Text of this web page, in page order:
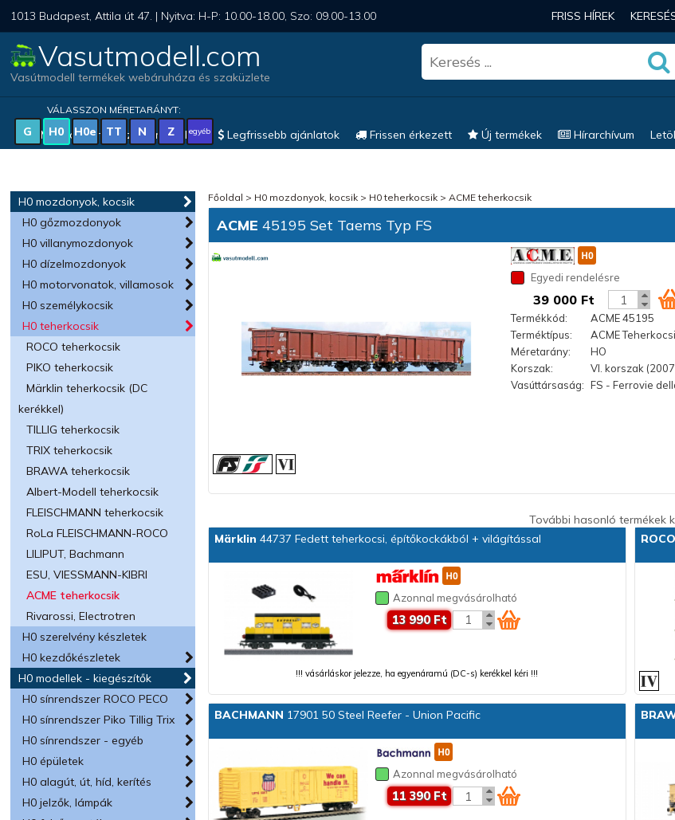
1013 Budapest, Attila út 47. | Nyitva: H-P: 10.00-18.00, Szo: 09.00-13.00 FRISS HÍREK
Vasutmodell.com
Vasútmodell termékek webáruháza és szaküzlete
VÁLASSZON MÉRETARÁNYT:
G H0 H0e TT N Z egyéb
Magyar vonatkozású modellek
Legfrissebb ajánlatok Frissen érkezett Új termékek Hírarchívum
H0 mozdonyok, kocsik
H0 gőzmozdonyok
H0 villanymozdonyok
H0 dízelmozdonyok
H0 motorvonatok, villamosok
H0 személykocsik
H0 teherkocsik
ROCO teherkocsik
PIKO teherkocsik
Märklin teherkocsik (DC
kerékkel)
TILLIG teherkocsik
TRIX teherkocsik
BRAWA teherkocsik
Albert-Modell teherkocsik
FLEISCHMANN teherkocsik
RoLa FLEISCHMANN-ROCO
LILIPUT, Bachmann
ESU, VIESSMANN-KIBRI
ACME teherkocsik
Rivarossi, Electrotren
H0 szerelvény készletek
H0 kezdőkészletek
H0 modellek - kiegészítők
H0 sínrendszer ROCO PECO
H0 sínrendszer Piko Tillig Trix
H0 sínrendszer - egyéb
H0 épületek
H0 alagút, út, híd, kerítés
H0 jelzők, lámpák
Főoldal > H0 mozdonyok, kocsik > H0 teherkocsik >ACME teherkocsik
ACME 45195 Set Taems Typ FS
Egyedi rendelésre
39 000 Ft
Termékkód:
ACME 45195
Terméktípus:
ACME Teherkocsi
Méretarány:
HO
Korszak:
VI. korszak
Vasúttársaság: FS - Ferrovie
További hasonló termékek
Märklin 44737 Fedett teherkocsi, építőkockákból + világítással
Azonnal megvásárolható
13 990 Ft
!!! vásárláskor jelezze, ha egyenáramú (DC-s) kerékkel kéri !!!
ROCO
BACHMANN 17901 50 Steel Reefer - Union Pacific
Azonnal megvásárolható
11 390 Ft